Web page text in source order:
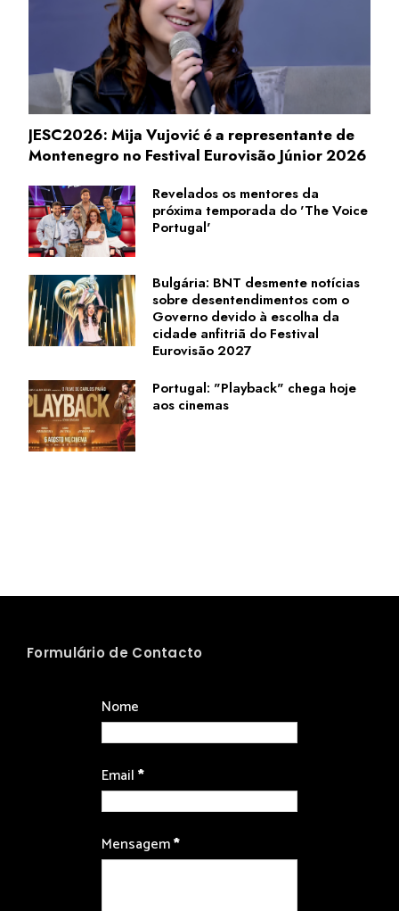
JESC2026: Mija Vujović é a representante de
Montenegro no Festival Eurovisão Júnior 2026
Revelados os mentores da
próxima temporada do 'The Voice
Portugal'
Bulgária: BNT desmente notícias
sobre desentendimentos com o
Governo devido à escolha da
cidade anfitriã do Festival
Eurovisão 2027
Portugal: "Playback" chega hoje
aos cinemas
Formulário de Contacto
Nome
Email*
Mensagem*